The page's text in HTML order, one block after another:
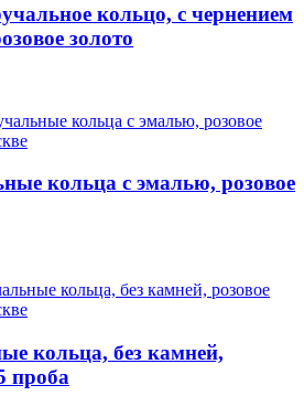
кольцо, с чернением
золото
кольца с эмалью, розовое
кольца, без камней,
проба